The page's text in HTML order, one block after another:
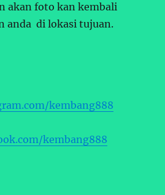
akan foto kan kembali
anda di lokasi tujuan.
kembang888
kembang888